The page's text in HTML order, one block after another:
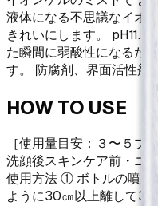
液体になる不思議なイオ
きれいにします。 pH11.5
た瞬間に弱酸性になるた
す。 防腐剤、界面活性剤
HOW TO USE
［使用量目安：３〜５プ
洗顔後スキンケア前・ニ
使用方法 ① ボトルの噴射
ように30㎝以上離して3